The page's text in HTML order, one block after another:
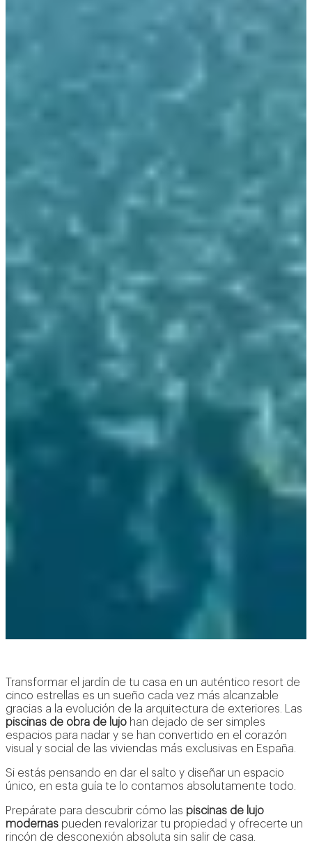
Transformar el jardín de tu casa en un auténtico resort de
cinco estrellas es un sueño cada vez más alcanzable
gracias a la evolución de la arquitectura de exteriores. Las
piscinas de obra de lujo han dejado de ser simples
espacios para nadar y se han convertido en el corazón
visual y social de las viviendas más exclusivas en España.
Si estás pensando en dar el salto y diseñar un espacio
único, en esta guía te lo contamos absolutamente todo.
Prepárate para descubrir cómo las piscinas de lujo
modernas pueden revalorizar tu propiedad y ofrecerte un
rincón de desconexión absoluta sin salir de casa.